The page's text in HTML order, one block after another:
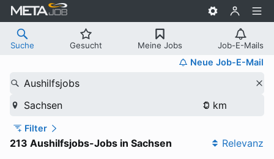
Suche Gesucht Meine Jobs Job-E-Mails
Neue Job-E-Mail
Aushilfsjobs
Sachsen
Filter
213 Aushilfsjobs-Jobs in Sachsen Relevanz